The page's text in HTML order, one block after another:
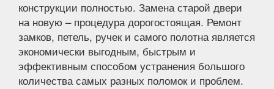
конструкции полностью. Замена старой двери
на новую – процедура дорогостоящая. Ремонт
замков, петель, ручек и самого полотна является
экономически выгодным, быстрым и
эффективным способом устранения большого
количества самых разных поломок и проблем.